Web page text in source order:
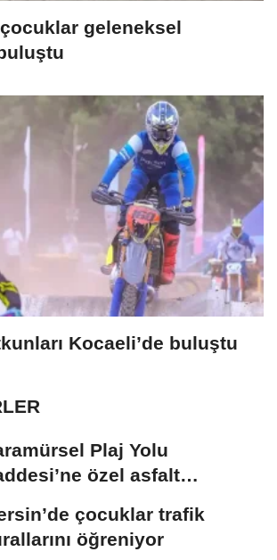
geleneksel
Kocaeli’de buluştu
Plaj Yolu
özel asfalt
çocuklar trafik
öğreniyor